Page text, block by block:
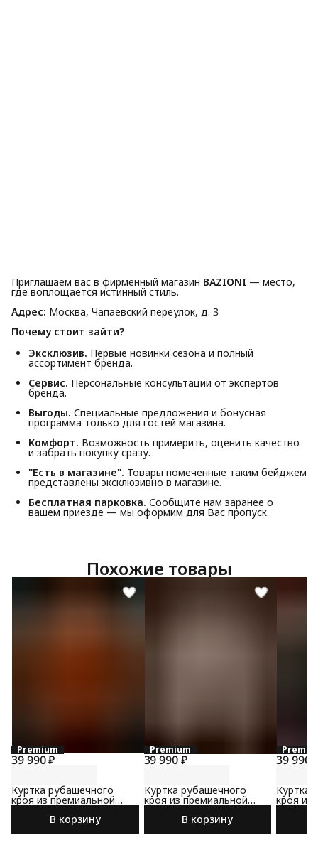
Приглашаем вас в фирменный магазин BAZIONI — место,
где воплощается истинный стиль.
Адрес: Москва, Чапаевский переулок, д. 3
Почему стоит зайти?
Эксклюзив. Первые новинки сезона и полный
ассортимент бренда.
Сервис. Персональные консультации от экспертов
бренда.
Выгоды. Специальные предложения и бонусная
программа только для гостей магазина.
Комфорт. Возможность примерить, оценить качество
и забрать покупку сразу.
"Есть в магазине". Товары помеченные таким бейджем
представлены эксклюзивно в магазине.
Бесплатная парковка. Сообщите нам заранее о
вашем приезде — мы оформим для Вас пропуск.
Похожие товары
Premium
39 990 ₽
Куртка рубашечного
кроя из премиальной
замши
В корзину
Premium
39 990 ₽
Куртка рубашечного
кроя из премиальной
замши
В корзину
39 990
Куртка
кроя из
замши